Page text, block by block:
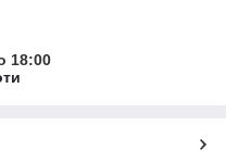
18:00